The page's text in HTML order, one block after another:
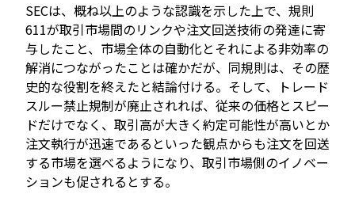
SECは、概ね以上のような認識を示した上で、規則
611が取引市場間のリンクや注文回送技術の発達に寄
与したこと、市場全体の自動化とそれによる非効率の
解消につながったことは確かだが、同規則は、その歴
史的な役割を終えたと結論付ける。そして、トレード
スルー禁止規制が廃止されれば、従来の価格とスピー
ドだけでなく、取引高が大きく約定可能性が高いとか
注文執行が迅速であるといった観点からも注文を回送
する市場を選べるようになり、取引市場側のイノベー
ションも促されるとする。